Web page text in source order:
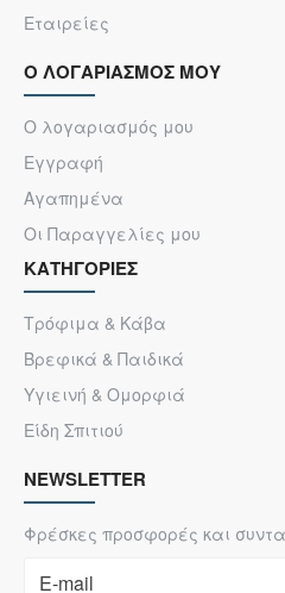
Εταιρείες
Ο ΛΟΓΑΡΙΑΣΜΟΣ ΜΟΥ
Ο λογαριασμός μου
Εγγραφή
Αγαπημένα
Οι Παραγγελίες μου
ΚΑΤΗΓΟΡΙΕΣ
Τρόφιμα & Κάβα
Βρεφικά & Παιδικά
Υγιεινή & Ομορφιά
Είδη Σπιτιού
NEWSLETTER
Φρέσκες προσφορές και